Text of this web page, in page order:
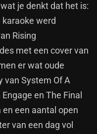
je denkt dat het is:
werd
Rising
met een cover van
er wat oude
van System Of A
en The Final
een aantal open
van een dag vol